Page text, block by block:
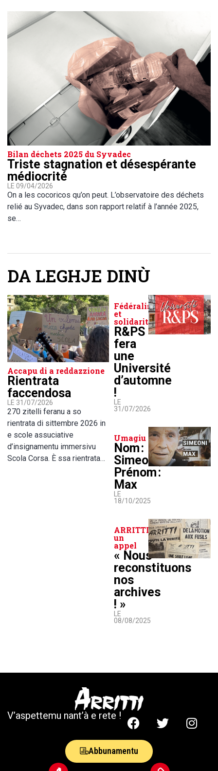
Bilan déchets 2025 du Syvadec
Triste stagnation et désespérante
médiocrité
LE 09/04/2026
On a les cocoricos qu’on peut. L’observatoire des déchets
relié au Syvadec, dans son rapport relatif à l’année 2025,
se…
DA LEGHJE DINÙ
Accapu di a reddazzione
Rientrata
faccendosa
LE 31/07/2026
270 zitelli feranu a so
rientrata di sittembre 2026 in
e scole assuciative
d’insignamentu immersivu
Scola Corsa. È ssa rientrata…
Fédéralisme
et
solidarité
R&PS
fera
une
Université
d’automne
!
LE
31/07/2026
Umagiu
Nom :
Simeoni,
Prénom :
Max
LE
18/10/2025
ARRITTI lance
un
appel
« Nous
reconstituons
nos
archives
! »
LE
08/08/2025
V’aspettemu nant’à e rete !
Abbunamentu